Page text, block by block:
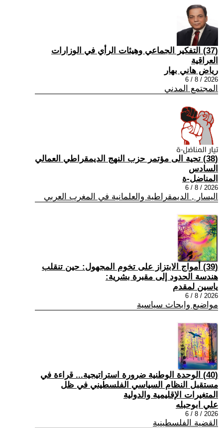
(37) التفكير الجماعي وهيئات الرأي في الوزارات
العراقية
رياض هاني بهار
2026 / 8 / 6
المجتمع المدني
(38) تحية الى مؤتمر حزب النهج الديمقراطي العمالي
السادس
المناضل-ة
2026 / 8 / 6
اليسار , الديمقراطية والعلمانية في المغرب العربي
(39) أمواج الابتزاز على تخوم المجهول: حين تنقلب
هندسة الحدود إلى مقبرة بشرية:
ياسين لمقدم
2026 / 8 / 6
مواضيع وابحاث سياسية
(40) الوحدة الوطنية ضرورة استراتيجية... قراءة في
مستقبل النظام السياسي الفلسطيني في ظل
المتغيرات الإقليمية والدولية
علي ابوحبله
2026 / 8 / 6
القضية الفلسطينية